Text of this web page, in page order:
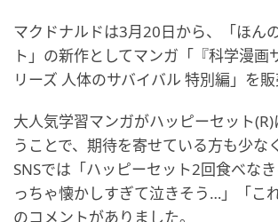
マクドナルドは3月20日から、「ほん
ト」の新作としてマンガ「『科学漫画
リーズ 人体のサバイバル 特別編」を販
大人気学習マンガがハッピーセット
うことで、期待を寄せている方も少な
SNSでは「ハッピーセット2回食べな
っちゃ懐かしすぎて泣きそう…」「こ
のコメントがありました。